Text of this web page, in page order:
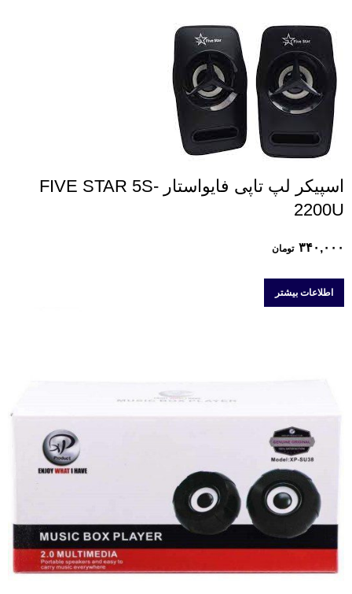
اسپیکر لپ تاپی فایواستار FIVE STAR 5S-
2200U
۳۴۰,۰۰۰ تومان
اطلاعات بیشتر